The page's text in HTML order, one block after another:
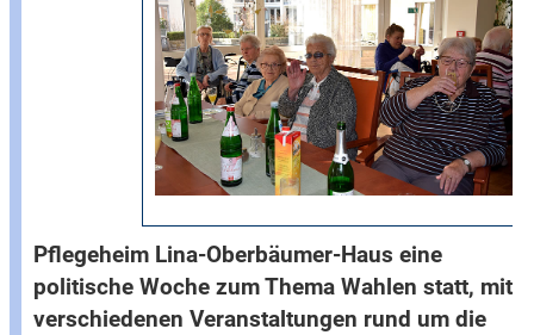
Pflegeheim Lina-Oberbäumer-Haus eine
politische Woche zum Thema Wahlen statt, mit
verschiedenen Veranstaltungen rund um die